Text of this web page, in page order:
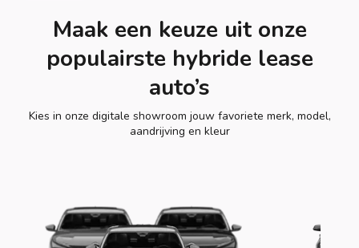
Maak een keuze uit onze
populairste hybride lease
auto’s
Kies in onze digitale showroom jouw favoriete merk, model,
aandrijving en kleur